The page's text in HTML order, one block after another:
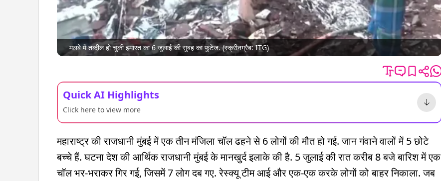
मलबे में तब्दील हो चुकी इमारत का 6 जुलाई की सुबह का फुटेज. (स्क्रीनग्रैब: ITG)
Quick AI Highlights
Click here to view more
महाराष्ट्र की राजधानी मुंबई में एक तीन मंजिला चॉल ढहने से 6 लोगों की मौत हो गई. जान गंवाने वालों में 5 छोटे
बच्चे हैं. घटना देश की आर्थिक राजधानी मुंबई के मानखुर्द इलाके की है. 5 जुलाई की रात करीब 8 बजे बारिश में एक
चॉल भर-भराकर गिर गई, जिसमें 7 लोग दब गए. रेस्क्यू टीम आई और एक-एक करके लोगों को बाहर निकाला. जब